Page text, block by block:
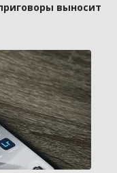
выносит